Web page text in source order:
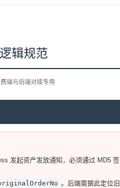
辑规范
端与后端对接专用
发起资产发放通知，必须通过 MD5 签
。后端需据此定位旧